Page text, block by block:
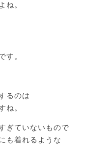
ね。
す。
るのは
ね。
ぎていないもので
も着れるような